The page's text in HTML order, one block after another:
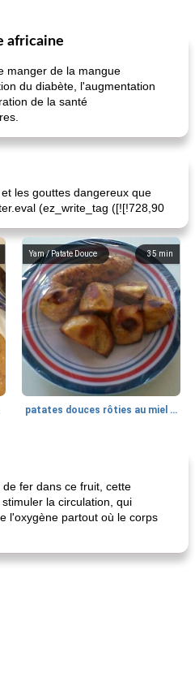
africaine
manger de la mangue
du diabète, l'augmentation
de la santé
les gouttes dangereux que
(ez_write_tag ([![!728,90
35 min
Yam / Patate Douce
patates douces rôties au miel / kumara
fer dans ce fruit, cette
la circulation, qui
l'oxygène partout où le corps